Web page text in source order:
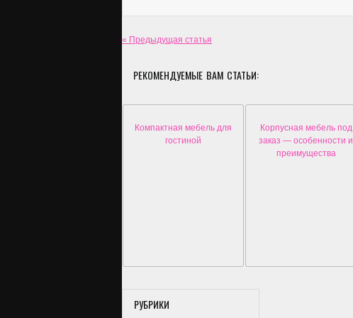
« Предыдущая статья
РЕКОМЕНДУЕМЫЕ ВАМ СТАТЬИ:
Компактная мебель для
гостиной
Корпусная мебель под
заказ — особенности и
преимущества
РУБРИКИ